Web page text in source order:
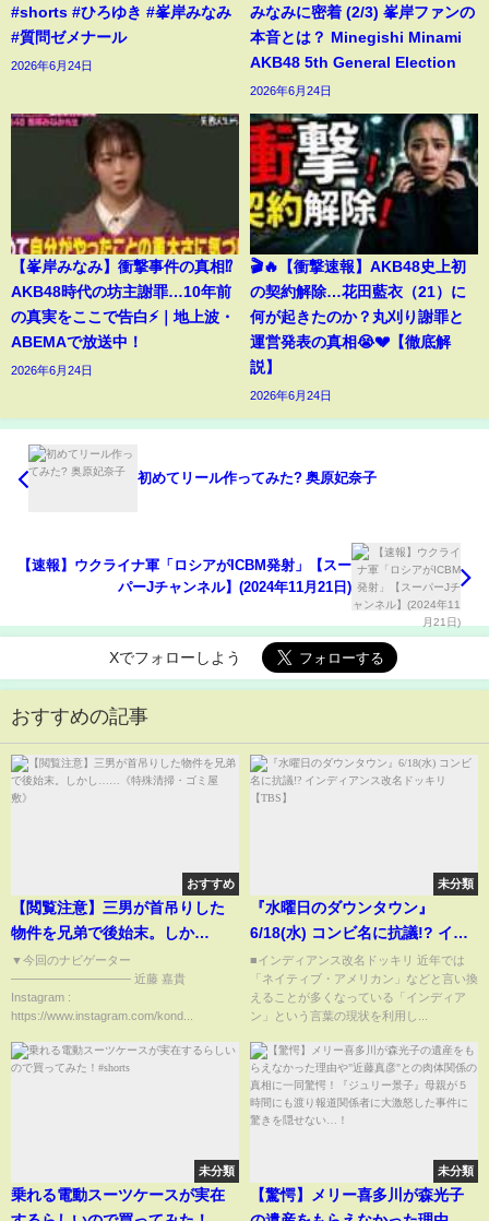
#shorts #ひろゆき #峯岸みなみ
#質問ゼメナール
2026年6月24日
みなみに密着 (2/3) 峯岸ファンの
本音とは？ Minegishi Minami
AKB48 5th General Election
2026年6月24日
【峯岸みなみ】衝撃事件の真相⁉️
AKB48時代の坊主謝罪…10年前
の真実をここで告白⚡️｜地上波・
ABEMAで放送中！
2026年6月24日
🎬🔥【衝撃速報】AKB48史上初
の契約解除…花田藍衣（21）に
何が起きたのか？丸刈り謝罪と
運営発表の真相😭💔【徹底解
説】
2026年6月24日
初めてリール作ってみた? 奥原妃奈子
【速報】ウクライナ軍「ロシアがICBM発射」【スー
パーJチャンネル】(2024年11月21日)
Xでフォローしよう
おすすめの記事
おすすめ
【閲覧注意】三男が首吊りした
物件を兄弟で後始末。しか
し……《特殊清掃・ゴミ屋敷》
▼今回のナビゲーター
—————————— 近藤 嘉貴
Instagram :
https://www.instagram.com/kond...
未分類
『水曜日のダウンタウン』
6/18(水) コンビ名に抗議!? イン
ディアンス改名ドッキリ
【TBS】
■インディアンス改名ドッキリ 近年では
「ネイティブ・アメリカン」などと言い換
えることが多くなっている「インディア
ン」という言葉の現状を利用し...
未分類
乗れる電動スーツケースが実在
未分類
【驚愕】メリー喜多川が森光子